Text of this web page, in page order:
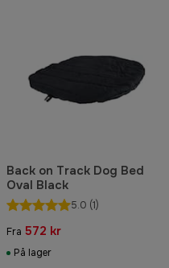
Back on Track Dog Bed
Oval Black
5.0 (1)
Fra 572 kr
På lager